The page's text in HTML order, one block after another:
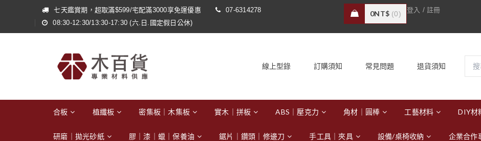
七天鑑賞期，超取滿$599/宅配滿3000享免運優惠
07-6314278
08:30-12:30/13:30-17:30 (六.日.國定假日公休)
0NT$ 0 登入 / 註冊
線上型錄 訂購須知 常見問題 退貨須知
合板 植纖板 密集板｜木集板 實木｜拼板 ABS｜壓克力 角材｜圓棒 工藝材料 DIY材
研磨｜拋光砂紙 膠｜漆｜蠟｜保養油 鋸片｜鑽頭｜修邊刀 手工具｜夾具 設備/桌椅收納 企業合作